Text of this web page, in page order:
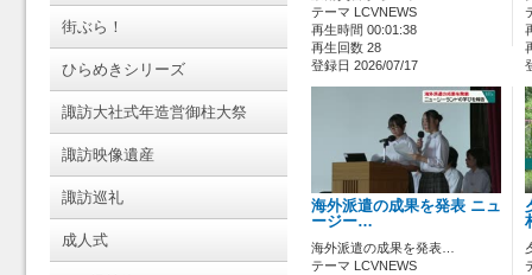
街ぶら！
ひらめきシリーズ
諏訪大社式年造営御柱大祭
諏訪映像遺産
諏訪巡礼
成人式
テーマ LCVNEWS
再生時間 00:01:38
再生回数 28
登録日 2026/07/17
海外派遣の成果を発表 ニュ
ージー…
海外派遣の成果を発表…
テーマ LCVNEWS